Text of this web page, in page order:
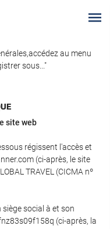
au menu
sous..."
site web
régissent l'accès et
(ci-après, le site
TRAVEL (CICMA nº
social à et son
(ci-après, la